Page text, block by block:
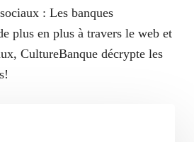
: Les banques
plus en plus à travers le web et
CultureBanque décrypte les